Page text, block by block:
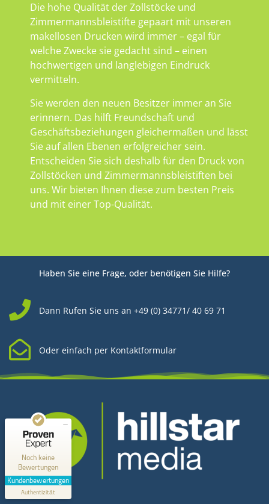
Die hohe Qualität der Zollstöcke und
Zimmermannsbleistifte gepaart mit unseren
makellosen Drucken wird immer – egal für
welche Zwecke sie gedacht sind – einen
hochwertigen und langlebigen Eindruck
vermitteln.
Sie werden den neuen Besitzer immer an Sie
erinnern. Das hilft Freundschaft und
Geschäftsbeziehungen gleichermaßen und lässt
Sie auf allen Ebenen erfolgreicher sein.
Entscheiden Sie sich deshalb für den Druck von
Zollstöcken und Zimmermannsbleistiften bei
uns. Wir bieten Ihnen diese zum besten Preis
und mit einer Top-Qualität.
Haben Sie eine Frage, oder benötigen Sie Hilfe?
Dann Rufen Sie uns an +49 (0) 34771/ 40 69 71
Oder einfach per Kontaktformular
Kontakt
Noch keine
Bewertungen
Kundenbewertungen
Authentizität
MANGELHAFT
0,00 / 5,00
Erfahren Sie mehr über dieses Bewertungssiegel
Profil ansehen